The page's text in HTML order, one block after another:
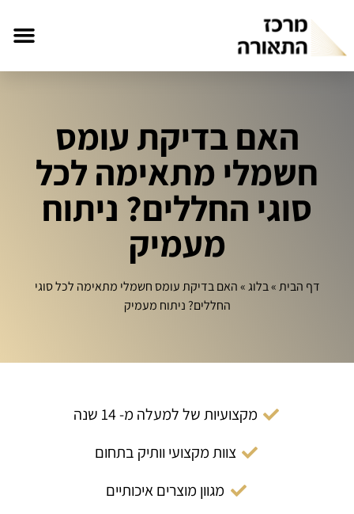
האם בדיקת עומס
חשמלי מתאימה לכל
סוגי החללים? ניתוח
מעמיק
דף הבית»בלוג»האם בדיקת עומס חשמלי מתאימה לכל סוגי
החללים? ניתוח מעמיק
מקצועיות של למעלה מ- 14 שנה
צוות מקצועי וותיק בתחום
מגוון מוצרים איכותיים